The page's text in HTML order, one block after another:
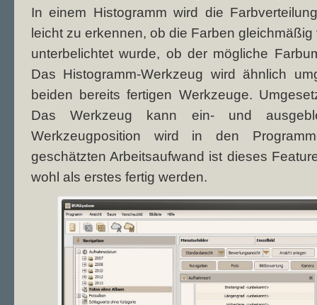
In einem Histogramm wird die
leicht zu erkennen, ob die Farben
unterbelichtet wurde, ob der mögliche
Das Histogramm-Werkzeug wird ähnlich
beiden bereits fertigen Werkzeuge.
Das Werkzeug kann ein- und
Werkzeugposition wird in den
geschätzten Arbeitsaufwand ist dieses
wohl als erstes fertig werden.